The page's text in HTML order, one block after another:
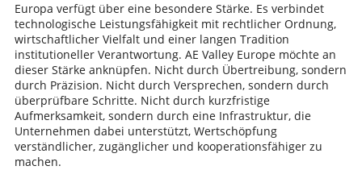
Europa verfügt über eine besondere Stärke. Es verbindet
technologische Leistungsfähigkeit mit rechtlicher Ordnung,
wirtschaftlicher Vielfalt und einer langen Tradition
institutioneller Verantwortung. AE Valley Europe möchte an
dieser Stärke anknüpfen. Nicht durch Übertreibung, sondern
durch Präzision. Nicht durch Versprechen, sondern durch
überprüfbare Schritte. Nicht durch kurzfristige
Aufmerksamkeit, sondern durch eine Infrastruktur, die
Unternehmen dabei unterstützt, Wertschöpfung
verständlicher, zugänglicher und kooperationsfähiger zu
machen.